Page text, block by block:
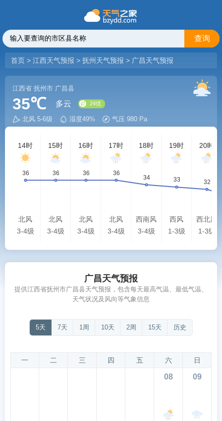
查询
首页 > 江西天气预报 > 抚州天气预报 > 广昌天气预报
江西省 抚州市 广昌县
35℃ 多云
北风 5-6级 湿度49% 气压 980 Pa
14时
北风
3-4级
15时
北风
3-4级
16时
北风
3-4级
17时
北风
3-4级
18时
西南风
3-4级
19时
西风
1-3级
20时
西北风
1-3级
广昌天气预报
提供江西省抚州市广昌县天气预报，包含每天最高气温、最低气温、
天气状况及风向等气象信息
5天 7天 1周 10天 2周 15天 历史
一 二 三 四 五 六 日
08 09